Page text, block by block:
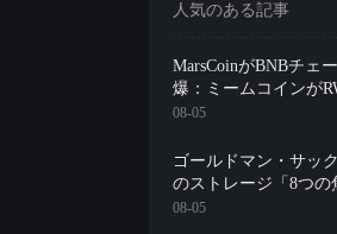
人気のある記事
MarsCoinがBNBチェー
爆：ミームコインが
突入？
08-05
ゴールドマン・サッ
のストレージ「8つの
詳解：評価、長期契約
08-05